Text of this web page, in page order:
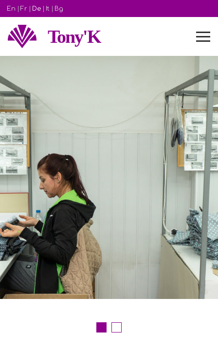
En | Fr | De | It | Bg
Tony'K